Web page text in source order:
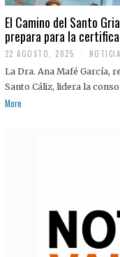
El Camino del Santo
prepara para la
22 AGOSTO, 2025
2
A
G
La Dra. Ana Mafé García,
Santo Cáliz, lidera la
More